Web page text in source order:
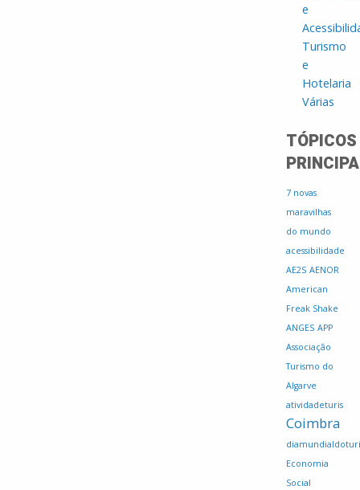
e
Turismo
e
Hotelaria
Várias
TÓPICOS
7 novas
maravilhas
do mundo
acessibilidade
AE2S AENOR
American
Freak Shake
ANGES APP
Associação
Turismo do
Algarve
atividadeturis
Coimbra
Economia
Social